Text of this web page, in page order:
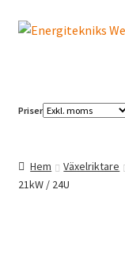
Hoppa
Hoppa
Solcellspaneler
Växelriktare
Priser
Hem Växelriktare
21kW / 24U